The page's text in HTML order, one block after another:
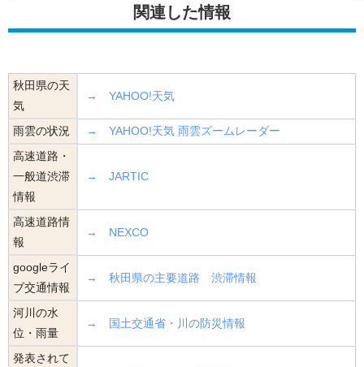
関連した情報
秋田県の天
気
→ YAHOO!天気
雨雲の状況
→ YAHOO!天気 雨雲ズームレーダー
高速道路・
一般道渋滞
情報
→ JARTIC
高速道路情
報
→ NEXCO
googleライ
ブ交通情報
→ 秋田県の主要道路 渋滞情報
河川の水
位・雨量
→ 国土交通省・川の防災情報
発表されて